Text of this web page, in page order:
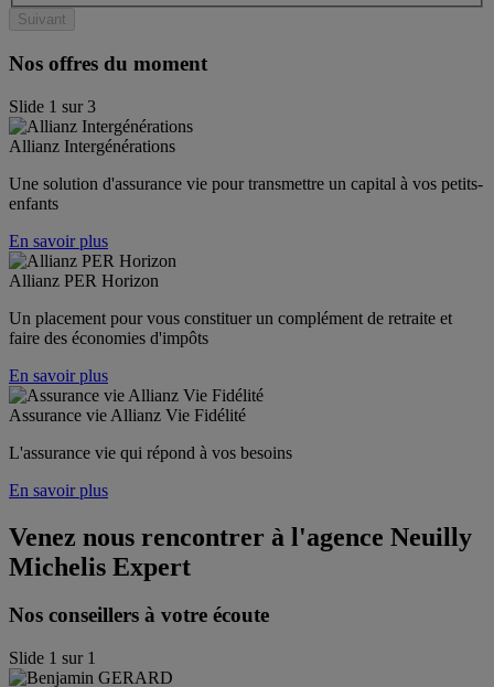
Suivant
Nos offres du moment
Slide 1 sur3
Allianz Intergénérations
Une solution d'assurance vie pour transmettre un capital à vos petits-
enfants
En savoir plus
Allianz PER Horizon
Un placement pour vous constituer un complément de retraite et
faire des économies d'impôts
En savoir plus
Assurance vie Allianz Vie Fidélité
L'assurance vie qui répond à vos besoins
En savoir plus
Venez nous rencontrer à l'agence Neuilly
Michelis Expert
Nos conseillers à votre écoute
Slide 1 sur 1